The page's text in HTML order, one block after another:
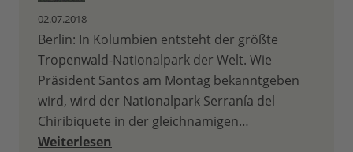
02.07.2018
Berlin: In Kolumbien entsteht der größte
Tropenwald-Nationalpark der Welt. Wie
Präsident Santos am Montag bekanntgeben
wird, wird der Nationalpark Serranía del
Chiribiquete in der gleichnamigen…
Weiterlesen